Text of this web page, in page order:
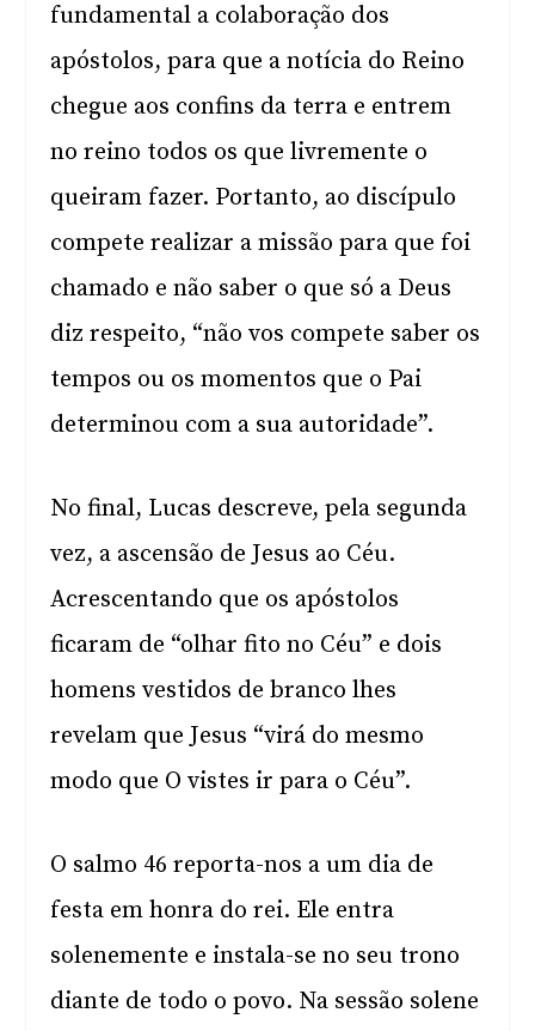
fundamental a colaboração dos
apóstolos, para que a notícia do Reino
chegue aos confins da terra e entrem
no reino todos os que livremente o
queiram fazer. Portanto, ao discípulo
compete realizar a missão para que foi
chamado e não saber o que só a Deus
diz respeito, “não vos compete saber os
tempos ou os momentos que o Pai
determinou com a sua autoridade”.
No final, Lucas descreve, pela segunda
vez, a ascensão de Jesus ao Céu.
Acrescentando que os apóstolos
ficaram de “olhar fito no Céu” e dois
homens vestidos de branco lhes
revelam que Jesus “virá do mesmo
modo que O vistes ir para o Céu”.
O salmo 46 reporta-nos a um dia de
festa em honra do rei. Ele entra
solenemente e instala-se no seu trono
diante de todo o povo. Na sessão solene